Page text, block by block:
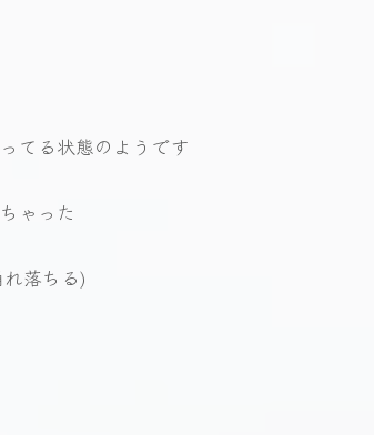
てる状態のようです
ゃった
落ちる)